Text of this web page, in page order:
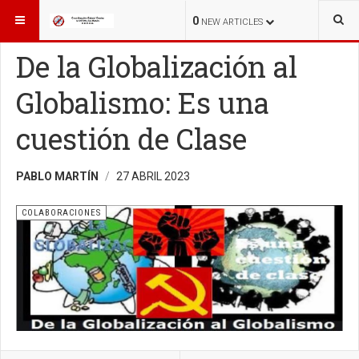
0 NEW ARTICLES
ESTÁ AQUÍ: COLABORACIONES
De la Globalización al
Globalismo: Es una
cuestión de Clase
PABLO MARTÍN 27 ABRIL 2023
COLABORACIONES